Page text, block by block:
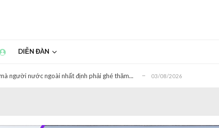
DIỄN ĐÀN
tiếp đến đời sống người dân có hiệu lự...
đến thành phố Hồ Chí Minh du lịch... 28/07/2026
đi máy bay